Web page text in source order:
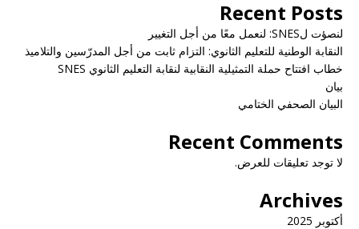
Recent Posts
لنصؤت لSNES: لنعمل معًا من أجل التغيير
النقابة الوطنية للتعليم الثانوي: التزام ثابت من أجل المدرّسين والتلاميذ
خطاب افتتاح حملة التمثيلية النقابية لنقابة التعليم الثانوي SNES
بيان
البيان الصحفي الختامي
Recent Comments
لا توجد تعليقات للعرض.
Archives
أكتوبر 2025